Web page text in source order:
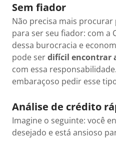
Sem fiador
Não precisa mais
para ser seu fiador: com a
dessa burocracia e
pode serdifícil encontrar
com essa
embaraçoso pedir esse
Análise de crédito
Imagine o seguinte: você
desejado e está ansioso